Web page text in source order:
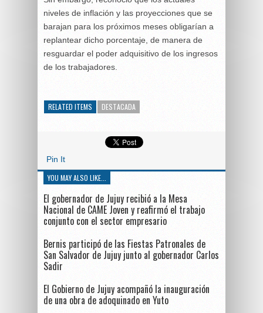
niveles de inflación y las proyecciones que se
barajan para los próximos meses obligarían a
replantear dicho porcentaje, de manera de
resguardar el poder adquisitivo de los ingresos
de los trabajadores.
RELATED ITEMS DESTACADA
Pin It
YOU MAY ALSO LIKE...
El gobernador de Jujuy recibió a la Mesa
Nacional de CAME Joven y reafirmó el trabajo
conjunto con el sector empresario
Bernis participó de las Fiestas Patronales de
San Salvador de Jujuy junto al gobernador Carlos
Sadir
El Gobierno de Jujuy acompañó la inauguración
de una obra de adoquinado en Yuto